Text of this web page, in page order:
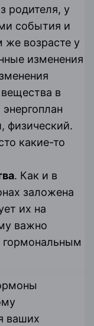
родителя, у
события и
же возрасте у
изменения
в
физический.
какие-то
. Как и в
заложена
их на
важно
гормональным
ваших